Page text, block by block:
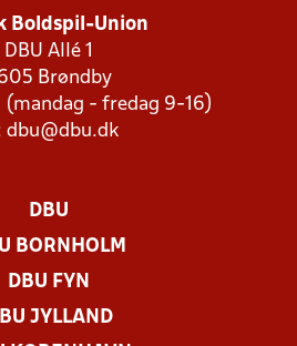
Boldspil-Union
DBU Allé 1
Brøndby
(mandag - fredag 9-16)
dbu@dbu.dk
DBU
BORNHOLM
DBU FYN
JYLLAND